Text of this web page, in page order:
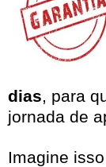
dias , para
jornada de
Imagine